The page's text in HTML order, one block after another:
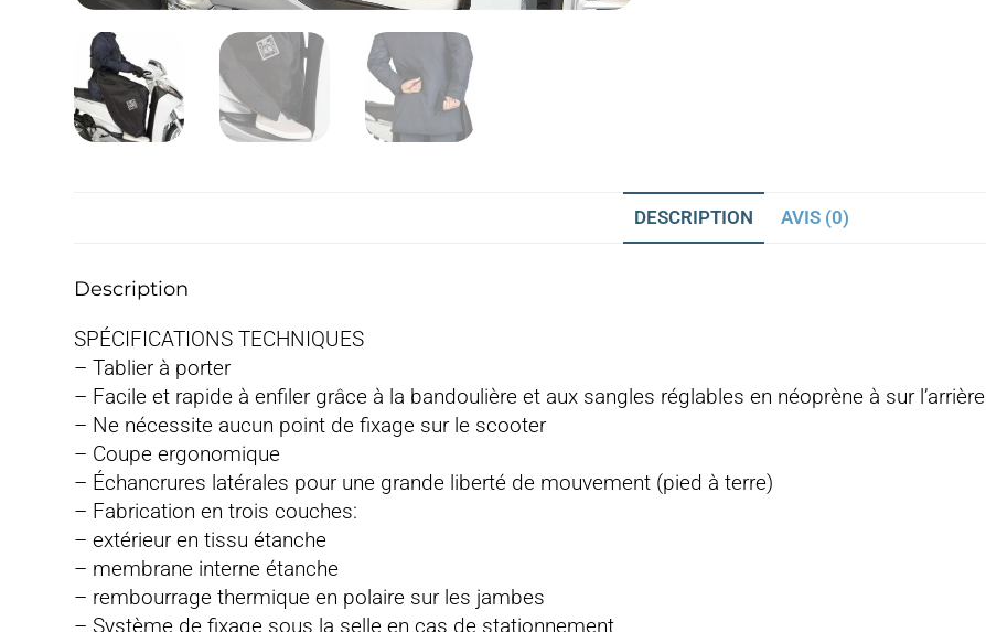
DESCRIPTION AVIS (0)
Description
SPÉCIFICATIONS TECHNIQUES
– Tablier à porter
– Facile et rapide à enfiler grâce à la bandoulière et aux sangles réglables en néoprène à sur l’arrière
– Ne nécessite aucun point de fixage sur le scooter
– Coupe ergonomique
– Échancrures latérales pour une grande liberté de mouvement (pied à terre)
– Fabrication en trois couches:
– extérieur en tissu étanche
– membrane interne étanche
– rembourrage thermique en polaire sur les jambes
– Système de fixage sous la selle en cas de stationnement